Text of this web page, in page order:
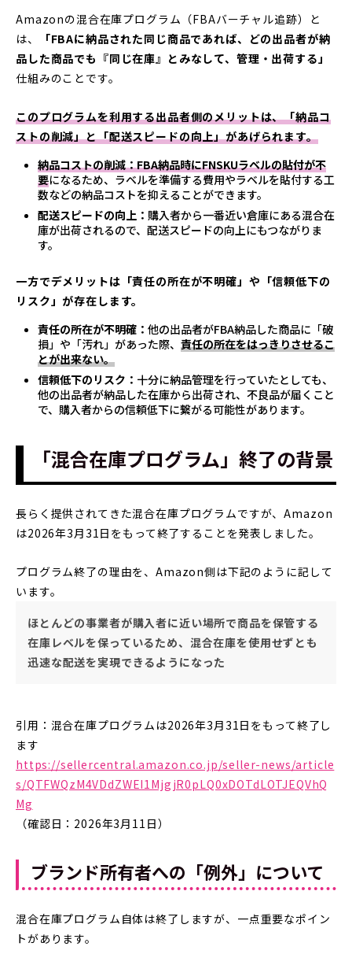
Amazonの混合在庫プログラム（FBAバーチャル追跡）と
は、
「FBAに納品された同じ商品であれば、どの出品者が納
品した商品でも『同じ在庫』とみなして、管理・出荷する」
仕組みのことです。
このプログラムを利用する出品者側のメリットは、「納品コ
ストの削減」と「配送スピードの向上」があげられます。
納品コストの削減：FBA納品時にFNSKUラベルの貼付が不
要になるため、ラベルを準備する費用やラベルを貼付する工
数などの納品コストを抑えることができます。
配送スピードの向上： 購入者から一番近い倉庫にある混合在
庫が出荷されるので、配送スピードの向上にもつながりま
す。
一方でデメリットは「責任の所在が不明確」や「信頼低下の
リスク」が存在します。
責任の所在が不明確： 他の出品者がFBA納品した商品に「破
損」や「汚れ」があった際、 責任の所在をはっきりさせるこ
とが出来ない。
信頼低下のリスク： 十分に納品管理を行っていたとしても、
他の出品者が納品した在庫から出荷され、不良品が届くこと
で、購入者からの信頼低下に繋がる可能性があります。
「混合在庫プログラム」終了の背景
長らく提供されてきた混合在庫プログラムですが、Amazon
は2026年3月31日をもって終了することを発表しました。
プログラム終了の理由を、Amazon側は下記のように記して
います。
ほとんどの事業者が購入者に近い場所で商品を保管する
在庫レベルを保っているため、混合在庫を使用せずとも
迅速な配送を実現できるようになった
引用：混合在庫プログラムは2026年3月31日をもって終了し
ます
https://sellercentral.amazon.co.jp/seller-news/article
s/QTFWQzM4VDdZWEI1MjgjR0pLQ0xDOTdLOTJEQVhQ
Mg
（確認日：2026年3月11日）
ブランド所有者への「例外」について
混合在庫プログラム自体は終了しますが、一点重要なポイン
トがあります。